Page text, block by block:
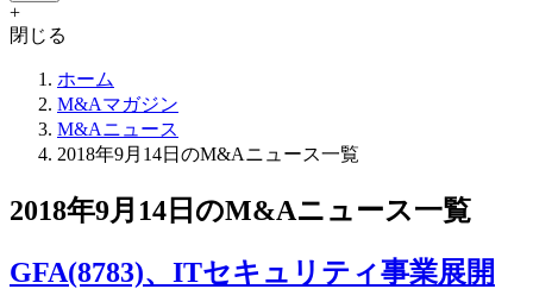
+
閉じる
ホーム
M&Aマガジン
M&Aニュース
2018年9月14日のM&Aニュース一覧
2018年9月14日のM&Aニュース一覧
GFA(8783)、ITセキュリティ事業展開